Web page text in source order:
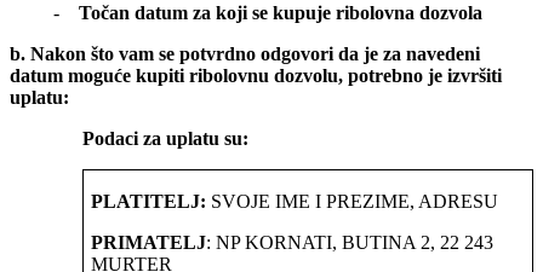
-
Točan datum za koji se kupuje ribolovna dozvola
b. Nakon što vam se potvrdno odgovori da je za navedeni
datum moguće kupiti ribolovnu dozvolu, potrebno je izvršiti
uplatu:
Podaci za uplatu su:
PLATITELJ: SVOJE IME I PREZIME, ADRESU
PRIMATELJ: NP KORNATI, BUTINA 2, 22 243
MURTER